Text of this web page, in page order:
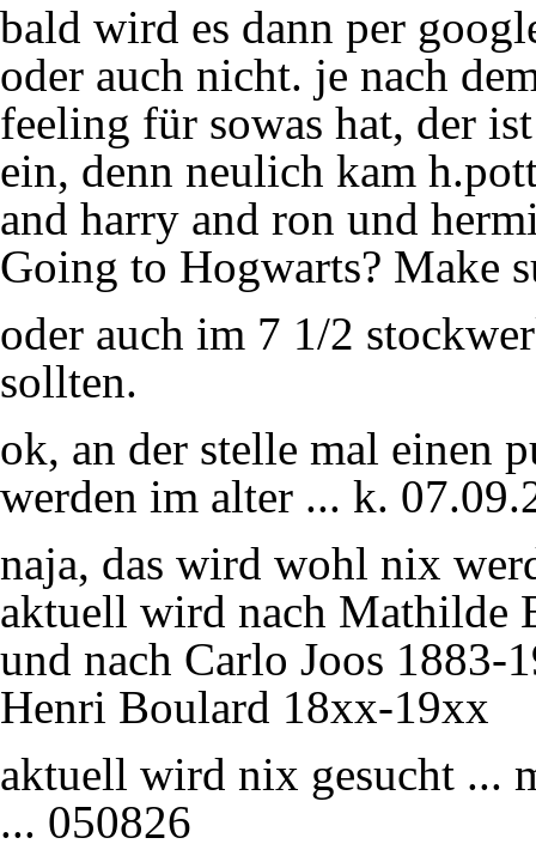
bald wird es dann per
oder auch nicht. je nach
feeling für sowas hat, der
ein, denn neulich kam
and harry and ron und
Going to Hogwarts? Make
oder auch im 7 1/2
sollten.
ok, an der stelle mal einen
werden im alter ... k.
naja, das wird wohl nix
aktuell wird nach Mathilde
und nach Carlo Joos 1883-
Henri Boulard 18xx-19xx
aktuell wird nix gesucht ...
... 050826